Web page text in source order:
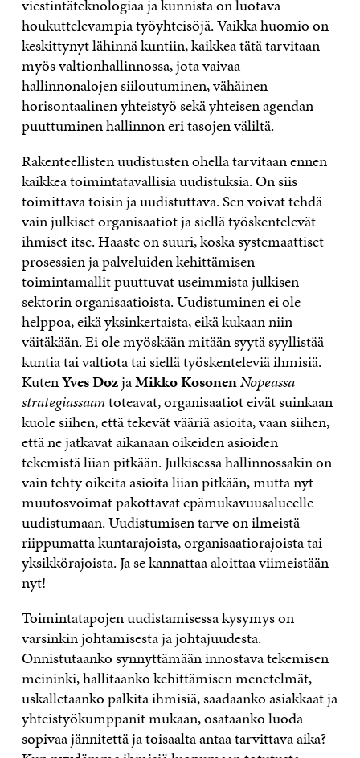
viestintäteknologiaa ja kunnista on luotava
houkuttelevampia työyhteisöjä. Vaikka huomio on
keskittynyt lähinnä kuntiin, kaikkea tätä tarvitaan
myös valtionhallinnossa, jota vaivaa
hallinnonalojen siiloutuminen, vähäinen
horisontaalinen yhteistyö sekä yhteisen agendan
puuttuminen hallinnon eri tasojen väliltä.
Rakenteellisten uudistusten ohella tarvitaan ennen
kaikkea toimintatavallisia uudistuksia. On siis
toimittava toisin ja uudistuttava. Sen voivat tehdä
vain julkiset organisaatiot ja siellä työskentelevät
ihmiset itse. Haaste on suuri, koska systemaattiset
prosessien ja palveluiden kehittämisen
toimintamallit puuttuvat useimmista julkisen
sektorin organisaatioista. Uudistuminen ei ole
helppoa, eikä yksinkertaista, eikä kukaan niin
väitäkään. Ei ole myöskään mitään syytä syyllistää
kuntia tai valtiota tai siellä työskenteleviä ihmisiä.
KutenYves DozjaMikko KosonenNopeassa
strategiassaantoteavat, organisaatiot eivät suinkaan
kuole siihen, että tekevät vääriä asioita, vaan siihen,
että ne jatkavat aikanaan oikeiden asioiden
tekemistä liian pitkään. Julkisessa hallinnossakin on
vain tehty oikeita asioita liian pitkään, mutta nyt
muutosvoimat pakottavat epämukavuusalueelle
uudistumaan. Uudistumisen tarve on ilmeistä
riippumatta kuntarajoista, organisaatiorajoista tai
yksikkörajoista. Ja se kannattaa aloittaa viimeistään
nyt!
Toimintatapojen uudistamisessa kysymys on
varsinkin johtamisesta ja johtajuudesta.
Onnistutaanko synnyttämään innostava tekemisen
meininki, hallitaanko kehittämisen menetelmät,
uskalletaanko palkita ihmisiä, saadaanko asiakkaat ja
yhteistyökumppanit mukaan, osataanko luoda
sopivaa jännitettä ja toisaalta antaa tarvittava aika?